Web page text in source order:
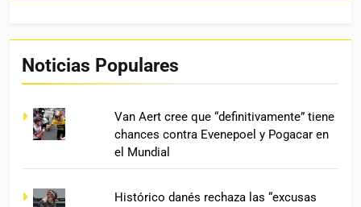
Noticias Populares
Van Aert cree que “definitivamente” tiene
chances contra Evenepoel y Pogacar en
el Mundial
Histórico danés rechaza las “excusas